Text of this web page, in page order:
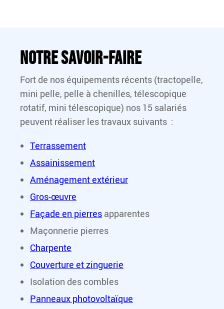
Notre savoir-faire
Fort de nos équipements récents (tractopelle,
mini pelle, pelle à chenilles, télescopique
rotatif, mini télescopique) nos 15 salariés
peuvent réaliser les travaux suivants :
Terrassement
Assainissement
Aménagement extérieur
Gros-œuvre
Façade en pierres apparentes
Maçonnerie pierres
Charpente
Couverture et zinguerie
Isolation des combles
Panneaux photovoltaïque